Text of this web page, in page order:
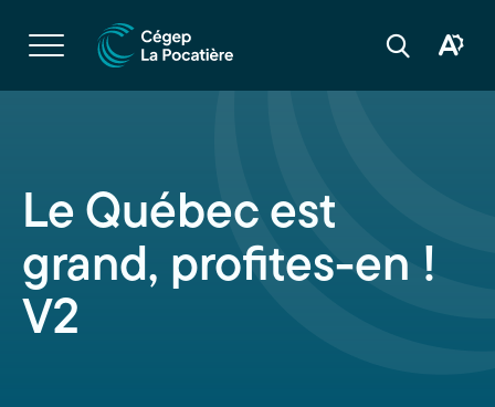
Ouvrir
la
navigation
Ouvrir
Ouvrir
Le Québec est
grand, profites-en !
V2